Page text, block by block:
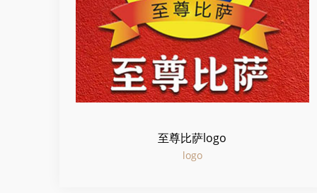
至尊比萨logo
logo